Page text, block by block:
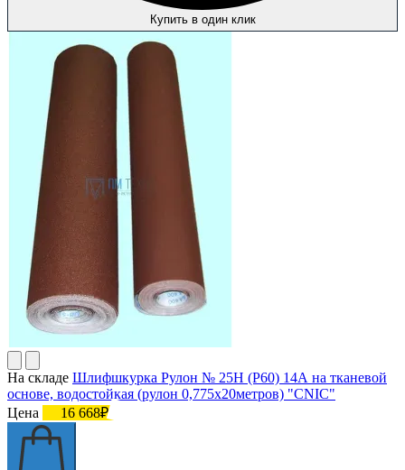
Купить в один клик
На складе Шлифшкурка Рулон № 25Н (P60) 14А на тканевой
основе, водостойкая (рулон 0,775х20метров) "CNIC"
Цена
16 668₽